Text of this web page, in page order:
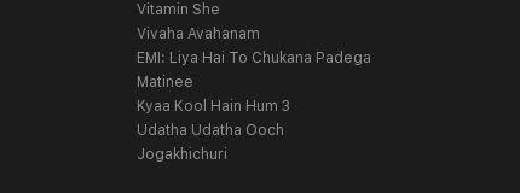
Vitamin She
Vivaha Avahanam
EMI: Liya Hai To Chukana Padega
Matinee
Kyaa Kool Hain Hum 3
Udatha Udatha Ooch
Jogakhichuri